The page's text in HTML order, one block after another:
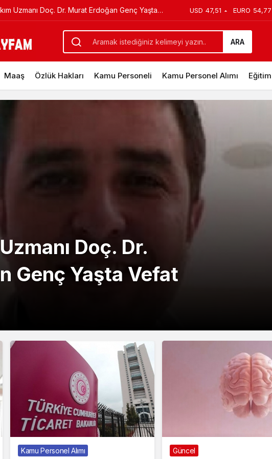
Bulunan Türkler Tahliye Ediliyor! USD 47,51 EURO 54,77
ARA
Maaş Özlük Hakları Kamu Personeli Kamu Personel Alımı Eğitim
Doç. Dr.
Genç Yaşta Vefat
Kamu Personel Alımı Güncel